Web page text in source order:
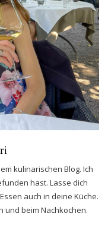
kulinarischen Blog. Ich
hast. Lasse dich
auch in deine Küche.
und beim Nachkochen.